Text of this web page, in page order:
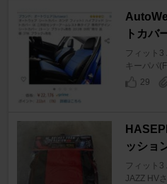
トカバ
フィット3
キーパパ
29
ッショ
フィット3
JAZZ HVさ